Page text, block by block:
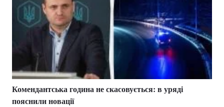
Відео з Youtube
Інтерв'ю Думки
Вакансії
Контакти
Послуги
Комендантська година не скасовується: в уряді
пояснили новації